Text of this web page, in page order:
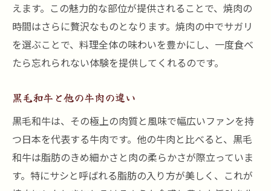
えます。この魅力的な部位が提供されることで、焼肉の
時間はさらに贅沢なものとなります。焼肉の中でサガリ
を選ぶことで、料理全体の味わいを豊かにし、一度食べ
たら忘れられない体験を提供してくれるのです。
黒毛和牛と他の牛肉の違い
黒毛和牛は、その極上の肉質と風味で幅広いファンを持
つ日本を代表する牛肉です。他の牛肉と比べると、黒毛
和牛は脂肪のきめ細かさと肉の柔らかさが際立っていま
す。特にサシと呼ばれる脂肪の入り方が美しく、これが